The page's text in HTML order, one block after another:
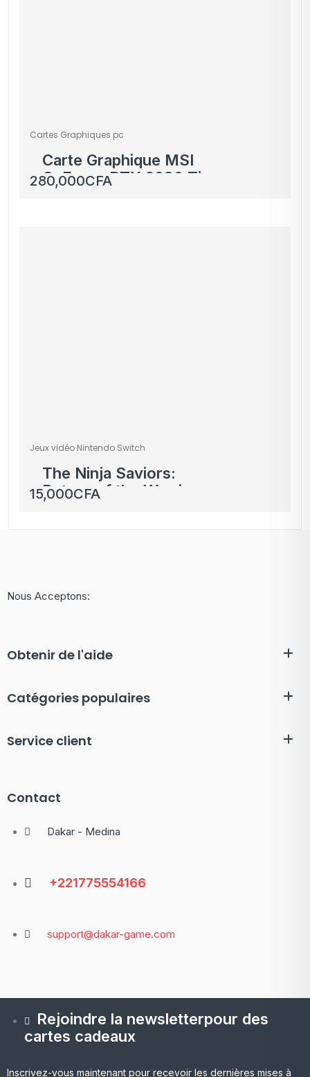
Cartes Graphiques pc
Carte Graphique MSI
GeForce RTX 2080 Ti
Gaming X Trio 11GB
280,000CFA
Jeux vidéo Nintendo Switch
The Ninja Saviors:
Return of the Warriors
– Nintendo Switch
15,000CFA
Nous Acceptons:
Obtenir de l'aide
Catégories populaires
Service client
Contact
Dakar - Medina
+221775554166
support@dakar-game.com
Rejoindre la newsletterpour des
cartes cadeaux
Inscrivez-vous maintenant pour recevoir les dernières mises à